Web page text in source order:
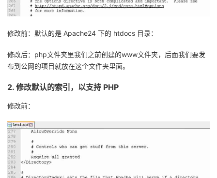
修改前：默认的是 Apache24 下的 htdocs 目录：
修改后： php文件夹里我们之前创建的www文件夹，后面我们要发
布到公网的项目就放在这个文件夹里面。
2. 修改默认的索引，以支持 PHP
修改前：